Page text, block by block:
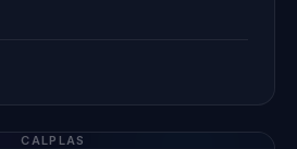
CALPLAS